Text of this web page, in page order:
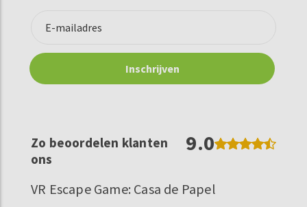
Zo beoordelen klanten
ons
9.0
VR Escape Game: Casa de Papel